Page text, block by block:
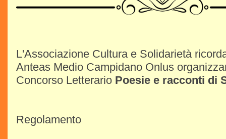
L'Associazione Cultura e Solidarietà
Anteas Medio Campidano Onlus
Concorso Letterario Poesie e racconti di
Regolamento